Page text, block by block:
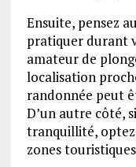
Ensuite, pensez
pratiquer durant
amateur de
localisation
randonnée peut
D’un autre côté,
tranquillité,
zones